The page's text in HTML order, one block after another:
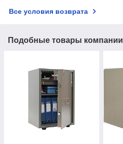
Все условия возврата
Подобные товары компании